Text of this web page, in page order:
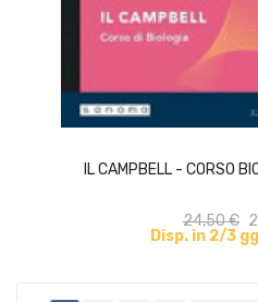
IL CAMPBELL - CORSO
24,50 €
Disp. in 2/3